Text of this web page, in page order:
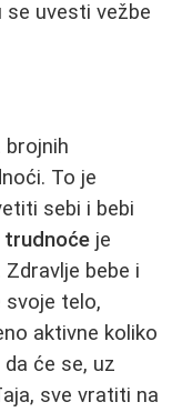
se uvesti vežbe
brojnih
To je
sebi i bebi
je
bebe i
svoje telo,
aktivne koliko
će se, uz
sve vratiti na